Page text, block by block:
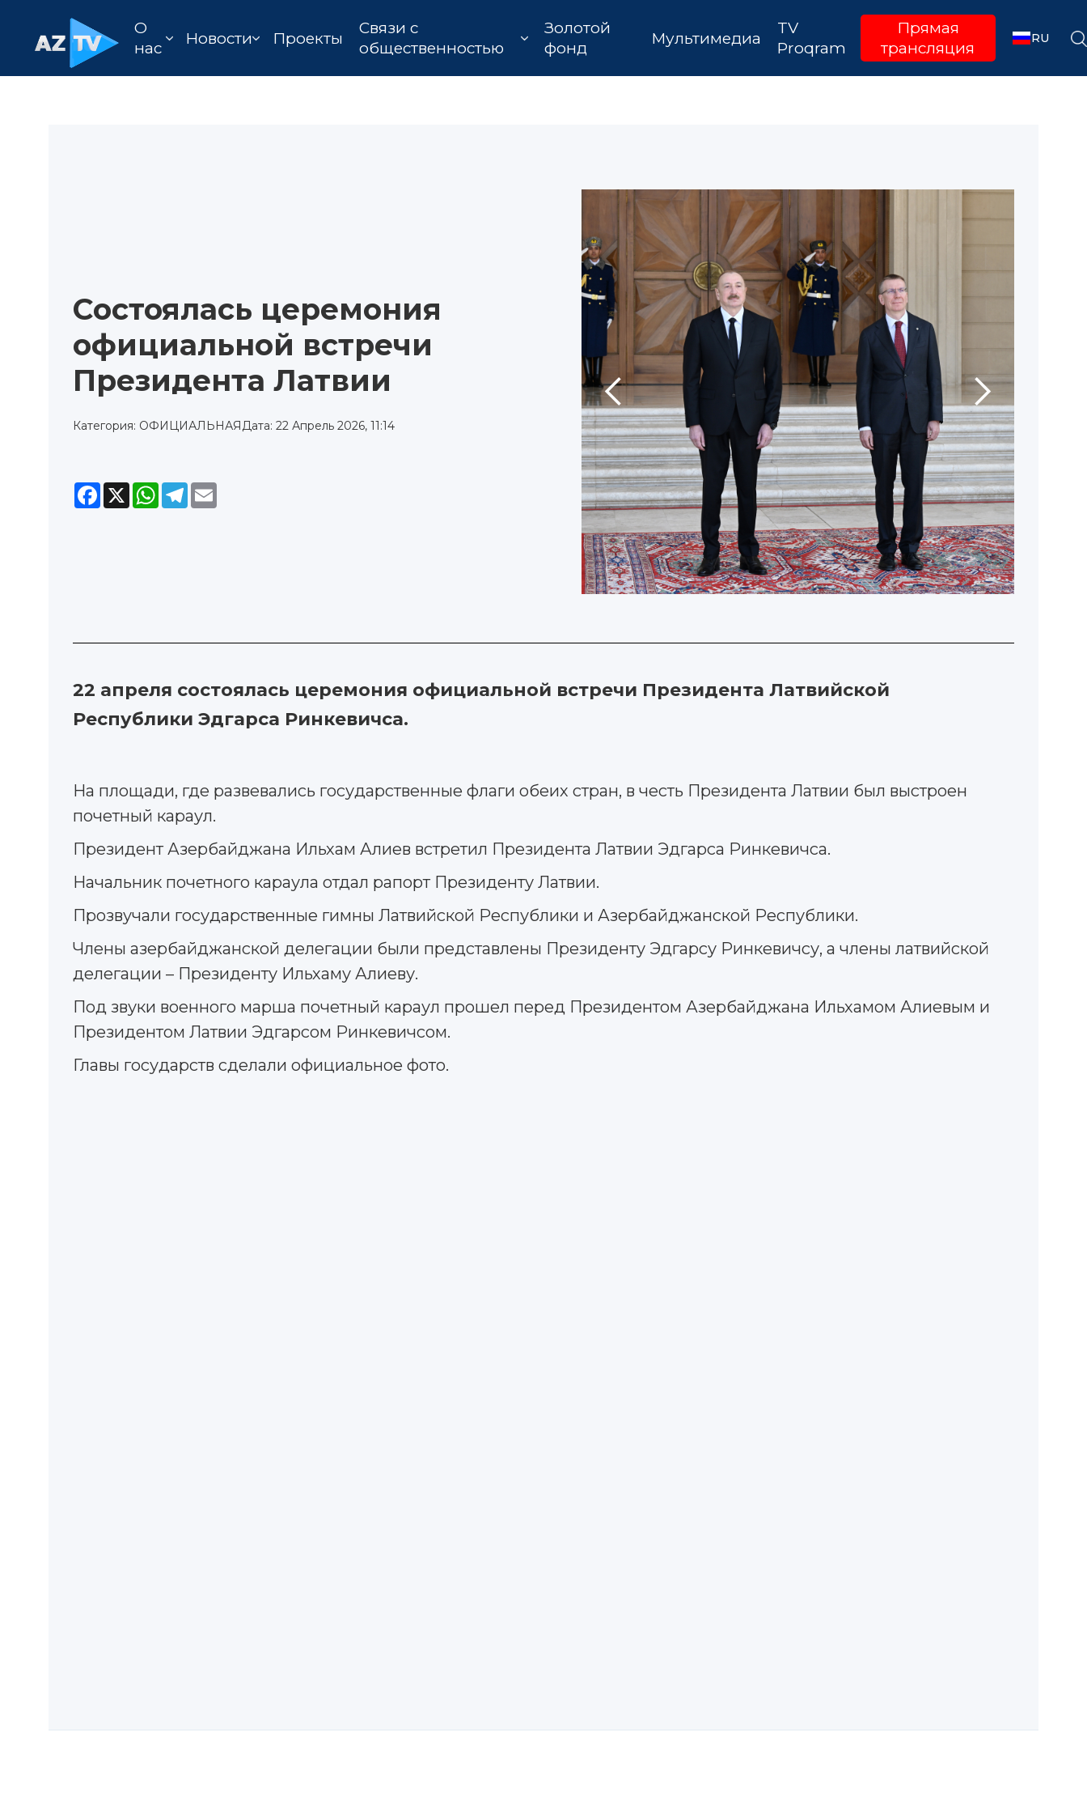
О
нас
Новости Проекты
Связи с
общественностью
Золотой
фонд
Мультимедиа
TV
Proqram
Прямая
трансляция
RU
Состоялась церемония
официальной встречи
Президента Латвии
Категория: ОФИЦИАЛЬНАЯДата: 22 Апрель 2026, 11:14
Facebook
X WhatsApp
Telegram
22 апреля состоялась церемония официальной встречи Президента Латвийской
Республики Эдгарса Ринкевичса.
Hа площади, где развевались государственные флаги обеих стран, в честь Президента Латвии был выстроен
почетный караул.
Президент Азербайджана Ильхам Алиев встретил Президента Латвии Эдгарса Ринкевичса.
Начальник почетного караула отдал рапорт Президенту Латвии.
Прозвучали государственные гимны Латвийской Республики и Азербайджанской Республики.
Члены азербайджанской делегации были представлены Президенту Эдгарсу Ринкевичсу, а члены латвийской
делегации – Президенту Ильхаму Алиеву.
Под звуки военного марша почетный караул прошел перед Президентом Азербайджана Ильхамом Алиевым и
Президентом Латвии Эдгарсом Ринкевичсом.
Главы государств сделали официальное фото.